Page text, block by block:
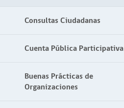
Consultas Ciudadanas
Cuenta Pública Participativa
Buenas Prácticas de
Organizaciones